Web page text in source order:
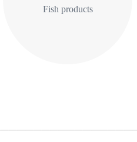
Fish products